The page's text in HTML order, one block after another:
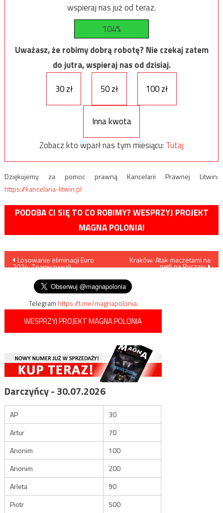
wspieraj nas już od teraz.
104%
Uważasz, że robimy dobrą robotę? Nie czekaj zatem
do jutra, wspieraj nas od dzisiaj.
30 zł
50 zł 100 zł
Inna kwota
Zobacz kto wparł nas tym miesiącu: Tutaj
Dziękujemy za pomoc prawną Kancelarii Prawnej Litwin:
https://kancelaria-litwin.pl
PODOBA CI SIĘ TO CO ROBIMY? WESPRZYJ PROJEKT
MAGNA POLONIA!
Nawigacja
wpisu
Losowanie eliminacji Euro
2024. Znamy rywali
Kraków: Atak maczetami na
pętli na Ruczaju
Telegramhttps://t.me/magnapolonia
WESPRZYJ PROJEKT MAGNA POLONIA
Darczyńcy - 30.07.2026
AP
30
Artur
70
Anonim
100
Anonim
200
Arleta
90
Piotr
500